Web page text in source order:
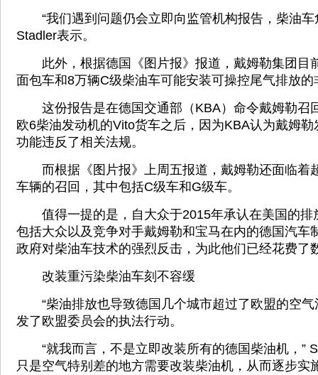
“我们遇到问题仍会立即向监管机构报告，柴油车
Stadler表示。
此外，根据德国《图片报》报道，戴姆勒集团目
面包车和8万辆C级柴油车可能安装可操控尾气排放的
这份报告是在德国交通部（KBA）命令戴姆勒召
欧6柴油发动机的Vito货车之后，因为KBA认为戴姆
功能违反了相关法规。
而根据《图片报》上周五报道，戴姆勒还面临着
车辆的召回，其中包括C级车和G级车。
值得一提的是，自大众于2015年承认在美国的排
包括大众以及竞争对手戴姆勒和宝马在内的德国汽车
政府对柴油车技术的强烈反击，为此他们已经花费了
改装重污染柴油车刻不容缓
“柴油排放也导致德国几个城市超过了欧盟的空气
发了欧盟委员会的执法行动。
“就我而言，不是立即改装所有的德国柴油机，”
只是空气特别差的地方需要改装柴油机，从而逐步